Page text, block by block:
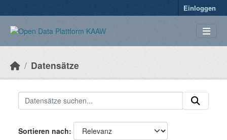
Einloggen
Datensätze
Sortieren nach